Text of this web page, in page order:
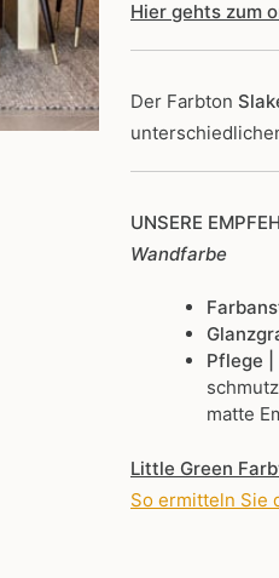
Hier gehts zum
Der Farbton
UNSERE
Wandfarbe
Pflege |
matte
Little Green
So ermitteln Sie